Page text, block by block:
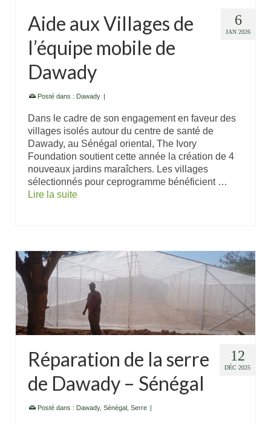
6
JAN 2026
Aide aux Villages de
l’équipe mobile de
Dawady
Posté dans : Dawady
Dans le cadre de son engagement en faveur des
villages isolés autour du centre de santé de
Dawady, au Sénégal oriental, The Ivory
Foundation soutient cette année la création de 4
nouveaux jardins maraîchers. Les villages
sélectionnés pour ceprogramme bénéficient …
Lire la suite
12
DÉC 2025
Réparation de la serre
de Dawady – Sénégal
Posté dans : Dawady, Sénégal Serre